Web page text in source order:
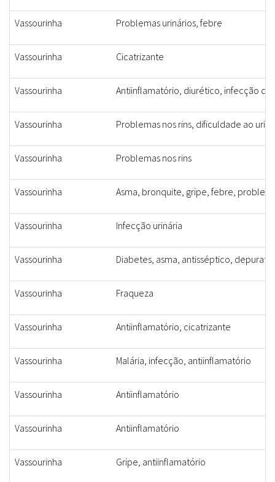
Vassourinha Problemas urinários, febre
Vassourinha Cicatrizante
Vassourinha Antiinflamatório, diurético, infecção do
Vassourinha Problemas nos rins, dificuldade ao
Vassourinha Problemas nos rins
Vassourinha Asma, bronquite, gripe, febre,
Vassourinha Infecção urinária
Vassourinha Diabetes, asma, antisséptico,
Vassourinha Fraqueza
Vassourinha Antiinflamatório, cicatrizante
Vassourinha Malária, infecção, antiinflamatório
Vassourinha Antiinflamatório
Vassourinha Antiinflamatório
Vassourinha Gripe, antiinflamatório